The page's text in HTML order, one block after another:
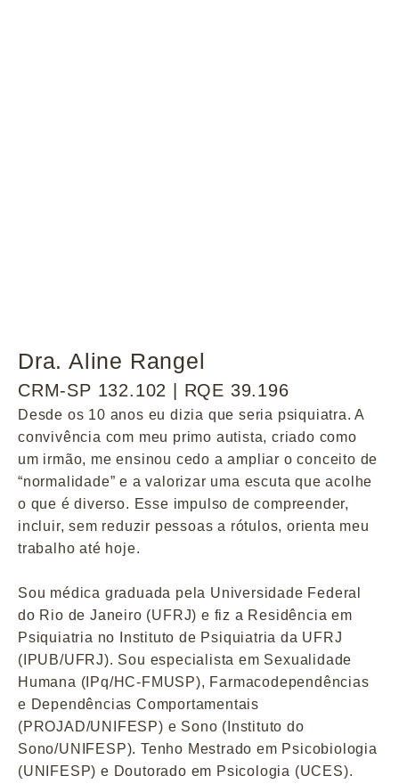
Dra. Aline Rangel
CRM-SP 132.102 | RQE 39.196
Desde os 10 anos eu dizia que seria psiquiatra. A
convivência com meu primo autista, criado como
um irmão, me ensinou cedo a ampliar o conceito de
“normalidade” e a valorizar uma escuta que acolhe
o que é diverso. Esse impulso de compreender,
incluir, sem reduzir pessoas a rótulos, orienta meu
trabalho até hoje.
Sou médica graduada pela Universidade Federal
do Rio de Janeiro (UFRJ) e fiz a Residência em
Psiquiatria no Instituto de Psiquiatria da UFRJ
(IPUB/UFRJ). Sou especialista em Sexualidade
Humana (IPq/HC-FMUSP), Farmacodependências
e Dependências Comportamentais
(PROJAD/UNIFESP) e Sono (Instituto do
Sono/UNIFESP). Tenho Mestrado em Psicobiologia
(UNIFESP) e Doutorado em Psicologia (UCES).